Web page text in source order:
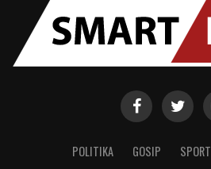
POLITIKA GOSIP SPORT